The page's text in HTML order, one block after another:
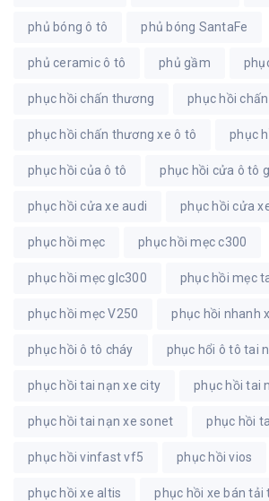
phủ bóng ô tô phủ bóng SantaFe
phủ ceramic ô tô phủ gầm
phục hồi chấn thương phục hồi
phục hồi chấn thương xe ô tô phục
phục hồi của ô tô phục hồi cửa ô tô
phục hồi cửa xe audi phục hồi cửa
phục hồi mẹc phục hồi mẹc c300
phục hồi mẹc glc300 phục hồi mẹc
phục hồi mẹc V250 phục hồi nhanh
phục hồi ô tô cháy phục hổi ô tô tai
phục hồi tai nạn xe city phục hồi tai
phục hồi tai nạn xe sonet phục hồi
phục hồi vinfast vf5 phục hồi vios
phục hồi xe altis phục hồi xe bán tải